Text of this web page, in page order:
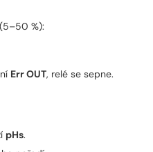
%):
Err OUT, relé se sepne.
pHs.